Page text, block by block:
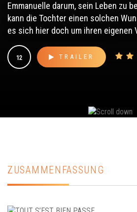
Emmanuelle darum, sein Leben zu
kann die Tochter einen solchen
es sich hier doch um ihren eigenen
12 TRAILER
ZUSAMMENFASSUNG